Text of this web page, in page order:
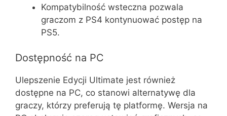
Kompatybilność wsteczna pozwala
graczom z PS4 kontynuować postęp na
PS5.
Dostępność na PC
Ulepszenie Edycji Ultimate jest również
dostępne na PC, co stanowi alternatywę dla
graczy, którzy preferują tę platformę. Wersja na